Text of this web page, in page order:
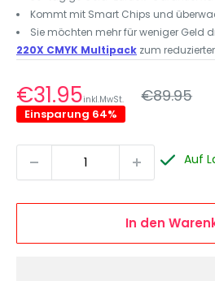
Kommt mit Smart Chips und
Sie möchten mehr für weniger Geld
220X CMYK Multipack zum
Sonderpreis
€31.95inkl.MwSt. €89.95
Einsparung 64%
Auf
In den